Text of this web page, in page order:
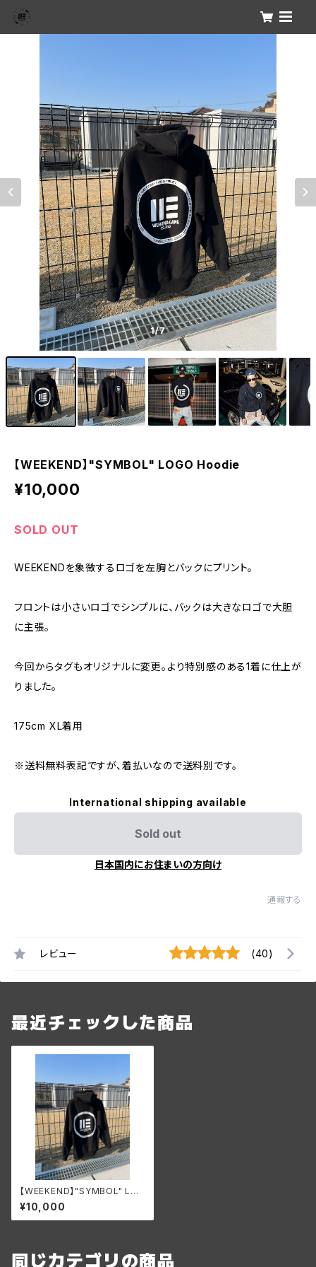
1/7
【WEEKEND】"SYMBOL" LOGO Hoodie
¥10,000
SOLD OUT
WEEKENDを象徴するロゴを左胸とバックにプリント。
フロントは小さいロゴでシンプルに、バックは大きなロゴで大胆
に主張。
今回からタグもオリジナルに変更。より特別感のある1着に仕上が
りました。
175cm XL着用
※送料無料表記ですが、着払いなので送料別です。
International shipping available
Sold out
日本国内にお住まいの方向け
通報する
レビュー (40)
最近チェックした商品
【WEEKEND】"SYMBOL" LOG
O Hoodie
¥10,000
同じカテゴリの商品